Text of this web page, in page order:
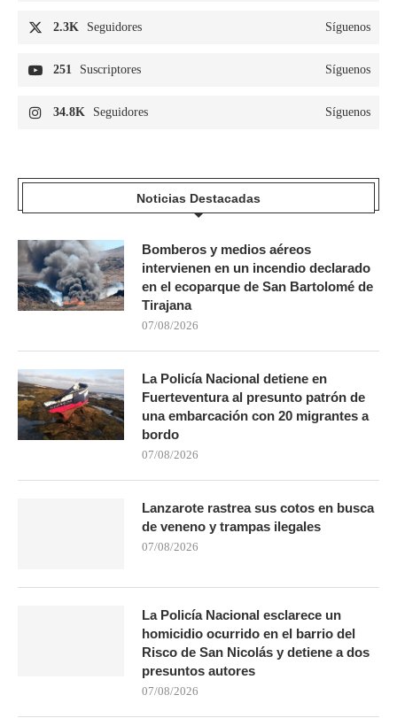
2.3K Seguidores Síguenos
251 Suscriptores Síguenos
34.8K Seguidores Síguenos
Noticias Destacadas
Bomberos y medios aéreos
intervienen en un incendio declarado
en el ecoparque de San Bartolomé de
Tirajana
07/08/2026
La Policía Nacional detiene en
Fuerteventura al presunto patrón de
una embarcación con 20 migrantes a
bordo
07/08/2026
Lanzarote rastrea sus cotos en busca
de veneno y trampas ilegales
07/08/2026
La Policía Nacional esclarece un
homicidio ocurrido en el barrio del
Risco de San Nicolás y detiene a dos
presuntos autores
07/08/2026